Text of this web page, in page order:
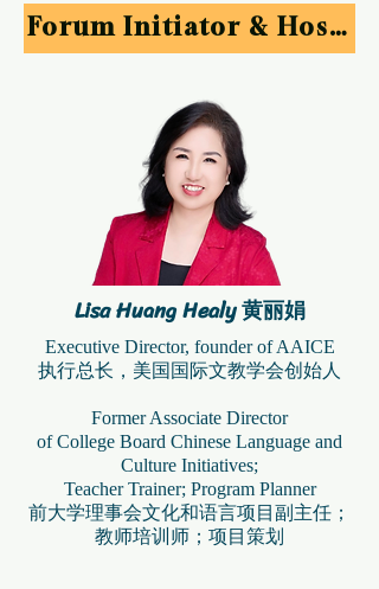
Lisa Huang Healy 黄丽娟
Executive Director, founder of AAICE
执行总长，美国国际文教学会创始人
Former Associate Director
of College Board Chinese Language and
Culture Initiatives;
Teacher Trainer; Program Planner​
前大学理事会文化和语言项目副主任；
教师培训师；项目策划